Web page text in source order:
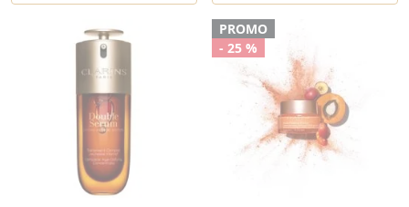
PROMO
- 25 %